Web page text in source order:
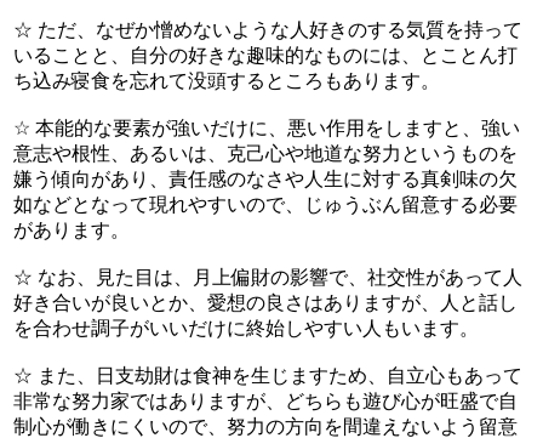
☆ ただ、なぜか憎めないような人好きのする気質を持って
いることと、自分の好きな趣味的なものには、とことん打
ち込み寝食を忘れて没頭するところもあります。
☆ 本能的な要素が強いだけに、悪い作用をしますと、強い
意志や根性、あるいは、克己心や地道な努力というものを
嫌う傾向があり、責任感のなさや人生に対する真剣味の欠
如などとなって現れやすいので、じゅうぶん留意する必要
があります。
☆ なお、見た目は、月上偏財の影響で、社交性があって人
好き合いが良いとか、愛想の良さはありますが、人と話し
を合わせ調子がいいだけに終始しやすい人もいます。
☆ また、日支劫財は食神を生じますため、自立心もあって
非常な努力家ではありますが、どちらも遊び心が旺盛で自
制心が働きにくいので、努力の方向を間違えないよう留意